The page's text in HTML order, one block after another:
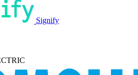
Signify